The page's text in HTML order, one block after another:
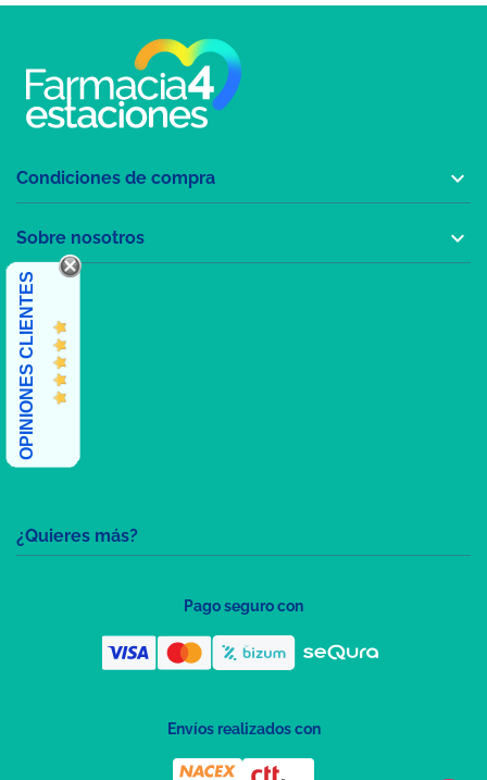
¿Quieres más?
Condiciones de compra 
Sobre nosotros 
OPINIONES CLIENTES
Pago seguro con
Envíos realizados con